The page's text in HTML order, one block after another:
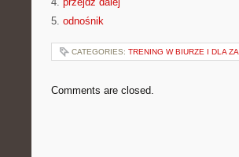
5. odnośnik
CATEGORIES: TRENING W BIURZE I DLA
Comments are closed.